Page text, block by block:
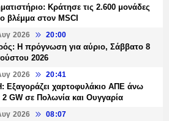
Κράτησε τις 2.600 μονάδες
βλέμμα στον MSCI
2026 20:00
Η πρόγνωση για αύριο, Σάββατο 8
2026
2026 20:41
Εξαγοράζει χαρτοφυλάκιο ΑΠΕ άνω
GW σε Πολωνία και Ουγγαρία
2026 08:07